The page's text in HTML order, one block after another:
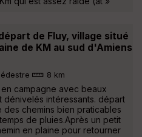
de Fluy, village situé
de KM au sud d'Amiens
8 km
campagne avec beaux
dénivelés intéressants. départ
chemins bien praticables
de pluies.Après un petit
en plaine pour retourner